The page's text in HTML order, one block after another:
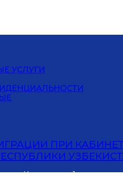
УСЛУГИ
ПРИ
Камарнисо, 1